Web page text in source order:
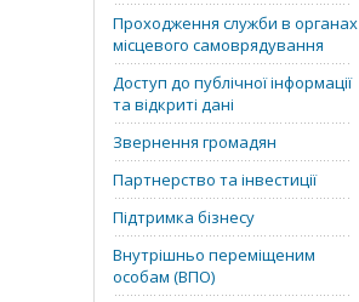
Проходження служби в органах
місцевого самоврядування
Доступ до публічної інформації
та відкриті дані
Звернення громадян
Партнерство та інвестиції
Підтримка бізнесу
Внутрішньо переміщеним
особам (ВПО)